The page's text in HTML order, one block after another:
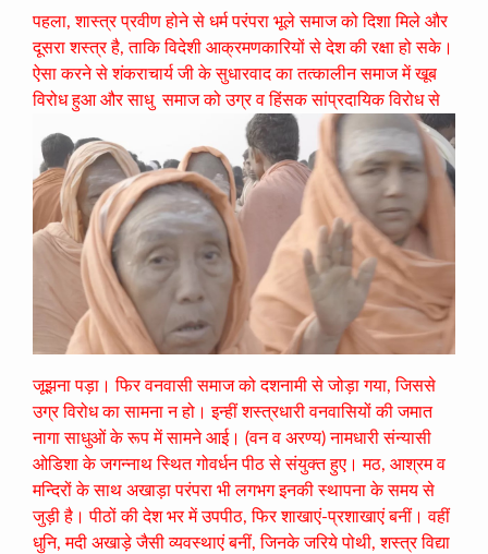
पहला, शास्त्र प्रवीण होने से धर्म परंपरा भूले समाज को दिशा मिले और
दूसरा शस्त्र है, ताकि विदेशी आक्रमणकारियों से देश की रक्षा हो सके।
ऐसा करने से शंकराचार्य जी के सुधारवाद का तत्कालीन समाज में खूब
विरोध हुआ और साधु समाज को उग्र व हिंसक सांप्रदायिक विरोध से
जूझना पड़ा। फिर वनवासी समाज को दशनामी से जोड़ा गया, जिससे
उग्र विरोध का सामना न हो। इन्हीं शस्त्रधारी वनवासियों की जमात
नागा साधुओं के रूप में सामने आई। (वन व अरण्य) नामधारी संन्यासी
ओडिशा के जगन्नाथ स्थित गोवर्धन पीठ से संयुक्त हुए। मठ, आश्रम व
मन्दिरों के साथ अखाड़ा परंपरा भी लगभग इनकी स्थापना के समय से
जुड़ी है। पीठों की देश भर में उपपीठ, फिर शाखाएं-प्रशाखाएं बनीं। वहीं
धुनि, मदी अखाड़े जैसी व्यवस्थाएं बनीं, जिनके जरिये पोथी, शस्त्र विद्या